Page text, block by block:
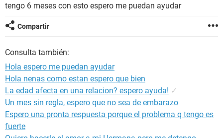
tengo 6 meses con esto espero me puedan ayudar
Compartir
Consulta también:
Hola espero me puedan ayudar
Hola nenas como estan espero que bien
La edad afecta en una relacion? espero ayuda! ✓
Un mes sin regla, espero que no sea de embarazo
Espero una pronta respuesta porque el problema q tengo es
fuerte